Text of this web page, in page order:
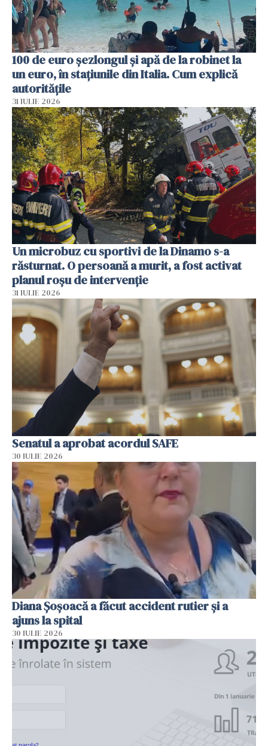
100 de euro șezlongul și apă de la robinet la
un euro, în stațiunile din Italia. Cum explică
autoritățile
31 IULIE 2026
Un microbuz cu sportivi de la Dinamo s-a
răsturnat. O persoană a murit, a fost activat
planul roșu de intervenție
31 IULIE 2026
Senatul a aprobat acordul SAFE
30 IULIE 2026
Diana Șoșoacă a făcut accident rutier și a
ajuns la spital
30 IULIE 2026